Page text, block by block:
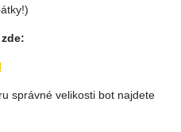
správné velikosti bot najdete